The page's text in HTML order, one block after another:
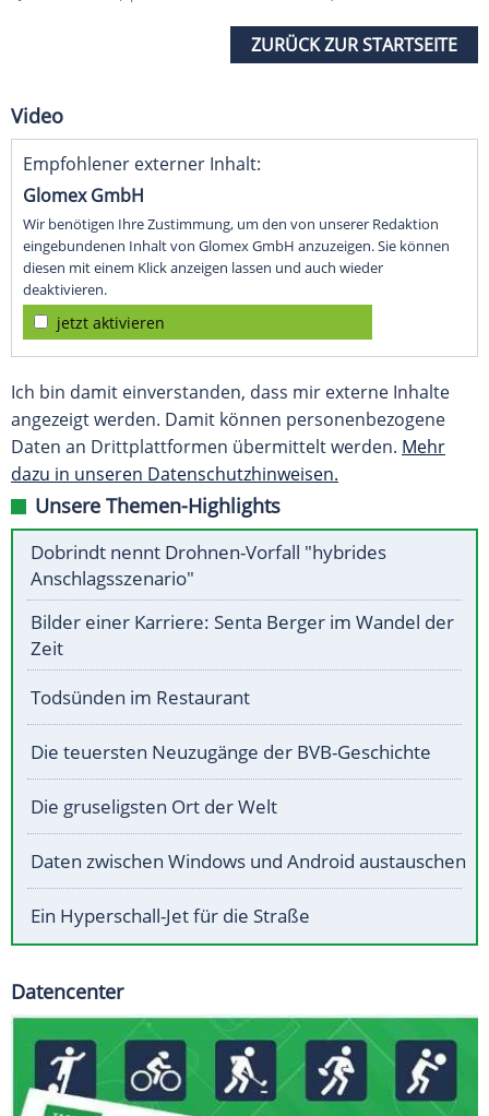
ZURÜCK ZUR STARTSEITE
Video
Empfohlener externer Inhalt:
Glomex GmbH
Wir benötigen Ihre Zustimmung, um den von unserer Redaktion
eingebundenen Inhalt von Glomex GmbH anzuzeigen. Sie können
diesen mit einem Klick anzeigen lassen und auch wieder
deaktivieren.
jetzt aktivieren
Ich bin damit einverstanden, dass mir externe Inhalte
angezeigt werden. Damit können personenbezogene
Daten an Drittplattformen übermittelt werden. Mehr
dazu in unseren Datenschutzhinweisen.
Unsere Themen-Highlights
Dobrindt nennt Drohnen-Vorfall "hybrides
Anschlagsszenario"
Bilder einer Karriere: Senta Berger im Wandel der
Zeit
Todsünden im Restaurant
Die teuersten Neuzugänge der BVB-Geschichte
Die gruseligsten Ort der Welt
Daten zwischen Windows und Android austauschen
Ein Hyperschall-Jet für die Straße
Datencenter